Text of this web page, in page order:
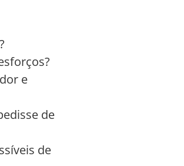
e
de
de